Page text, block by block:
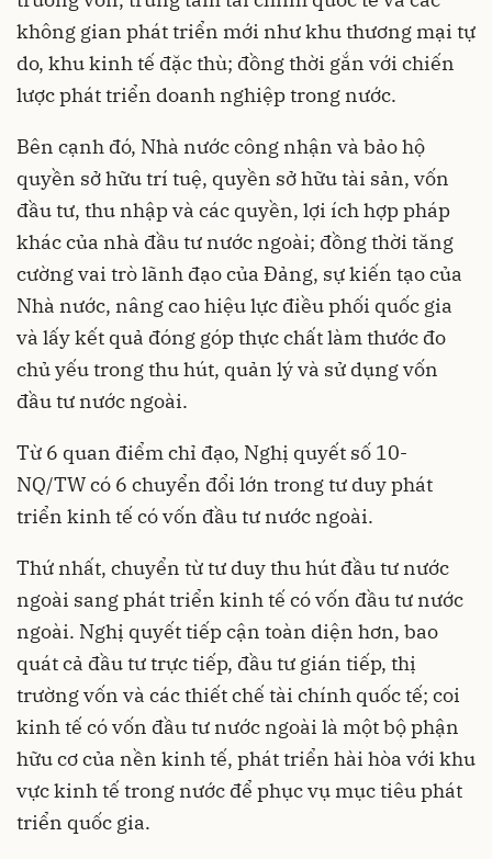
không gian phát triển mới như khu thương mại tự
do, khu kinh tế đặc thù; đồng thời gắn với chiến
lược phát triển doanh nghiệp trong nước.
Bên cạnh đó, Nhà nước công nhận và bảo hộ
quyền sở hữu trí tuệ, quyền sở hữu tài sản, vốn
đầu tư, thu nhập và các quyền, lợi ích hợp pháp
khác của nhà đầu tư nước ngoài; đồng thời tăng
cường vai trò lãnh đạo của Đảng, sự kiến tạo của
Nhà nước, nâng cao hiệu lực điều phối quốc gia
và lấy kết quả đóng góp thực chất làm thước đo
chủ yếu trong thu hút, quản lý và sử dụng vốn
đầu tư nước ngoài.
Từ 6 quan điểm chỉ đạo, Nghị quyết số 10-
NQ/TW có 6 chuyển đổi lớn trong tư duy phát
triển kinh tế có vốn đầu tư nước ngoài.
Thứ nhất, chuyển từ tư duy thu hút đầu tư nước
ngoài sang phát triển kinh tế có vốn đầu tư nước
ngoài. Nghị quyết tiếp cận toàn diện hơn, bao
quát cả đầu tư trực tiếp, đầu tư gián tiếp, thị
trường vốn và các thiết chế tài chính quốc tế; coi
kinh tế có vốn đầu tư nước ngoài là một bộ phận
hữu cơ của nền kinh tế, phát triển hài hòa với khu
vực kinh tế trong nước để phục vụ mục tiêu phát
triển quốc gia.